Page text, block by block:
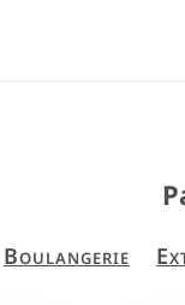
Boulangerie